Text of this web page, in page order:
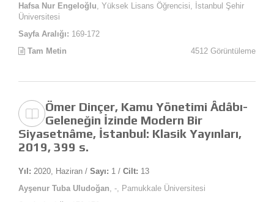
Hafsa Nur Engeloğlu , Yüksek Lisans Öğrencisi, İstanbul Şehir
Üniversitesi
Sayfa Aralığı: 169-172
Tam Metin
4512 Görüntüleme
Ömer Dinçer, Kamu Yönetimi Âdâbı-
Geleneğin İzinde Modern Bir
Siyasetnâme, İstanbul: Klasik Yayınları,
2019, 399 s.
Yıl: 2020, Haziran / Sayı: 1 / Cilt: 13
Ayşenur Tuba Uludoğan , -, Pamukkale Üniversitesi